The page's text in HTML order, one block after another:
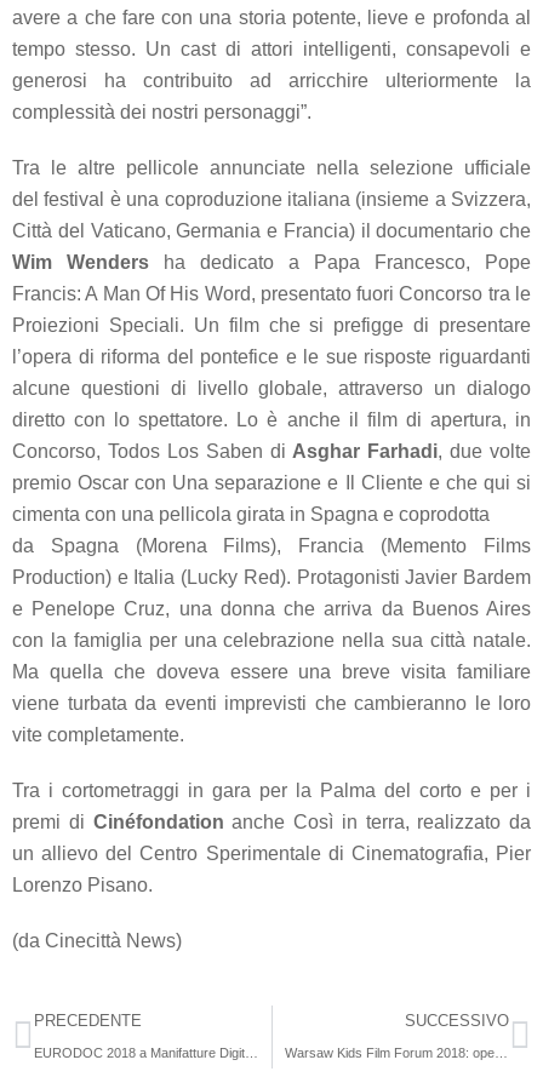
avere a che fare con una storia potente, lieve e profonda al
tempo stesso. Un cast di attori intelligenti, consapevoli e
generosi ha contribuito ad arricchire ulteriormente la
complessità dei nostri personaggi”.
Tra le altre pellicole annunciate nella selezione ufficiale
del festival è una coproduzione italiana (insieme a Svizzera,
Città del Vaticano, Germania e Francia) il documentario che
Wim Wenders
ha dedicato a Papa Francesco,
Pope
Francis: A Man Of His Word, presentato fuori Concorso tra le
Proiezioni Speciali. Un film che si prefigge di presentare
l’opera di riforma del pontefice e le sue risposte riguardanti
alcune questioni di livello globale, attraverso un dialogo
diretto con lo spettatore. Lo è anche il film di apertura, in
Concorso, Todos Los Saben di Asghar Farhadi, due volte
premio Oscar con Una separazionee Il Clientee che qui si
cimenta con una pellicola girata in Spagna e coprodotta
da Spagna (Morena Films), Francia (Memento Films
Production) e Italia (Lucky Red). Protagonisti Javier Bardem
e Penelope Cruz, una donna che arriva da Buenos Aires
con la famiglia per una celebrazione nella sua città natale.
Ma quella che doveva essere una breve visita familiare
viene turbata da eventi imprevisti che cambieranno le loro
vite completamente.
Tra i cortometraggi in gara per la Palma del corto e per i
premi di Cinéfondationanche Così in terra, realizzato da
un allievo del Centro Sperimentale di Cinematografia, Pier
Lorenzo Pisano.
(da Cinecittà News)
PRECEDENTE SUCCESSIVO
Warsaw Kids Film Forum 2018: open call for projects